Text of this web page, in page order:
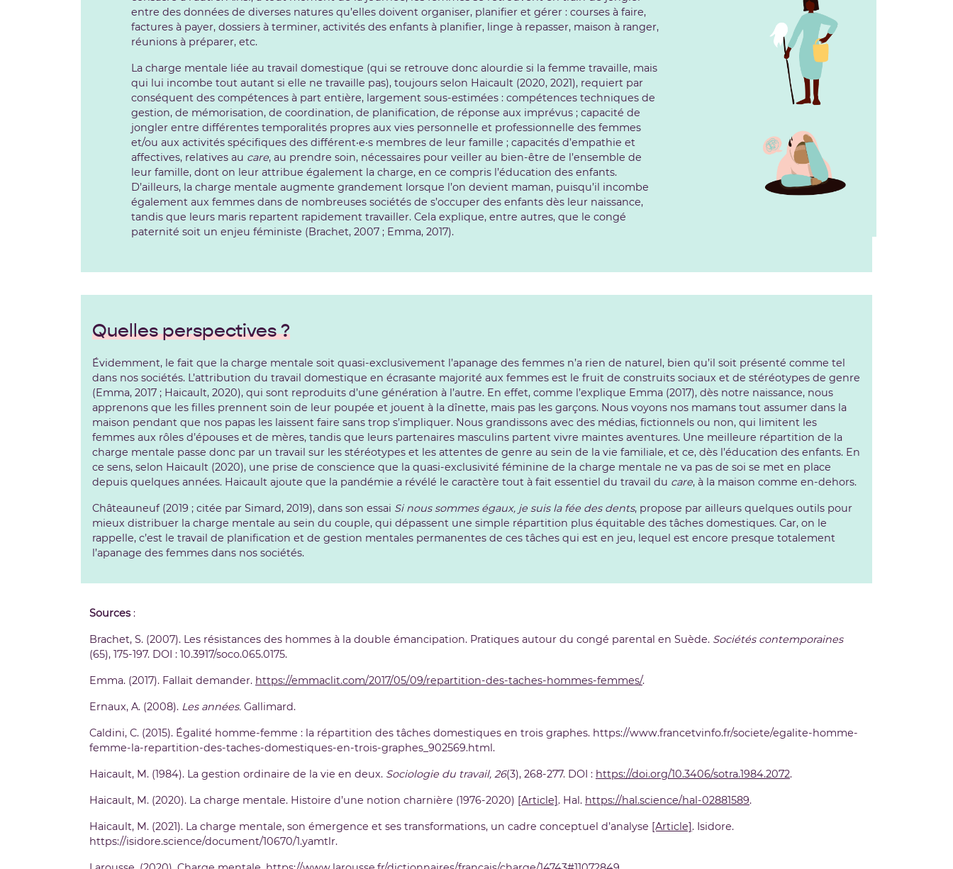
entre des données de diverses natures qu’elles doivent organiser, planifier et gérer : courses à faire,
factures à payer, dossiers à terminer, activités des enfants à planifier, linge à repasser, maison à ranger,
réunions à préparer, etc.
La charge mentale liée au travail domestique (qui se retrouve donc alourdie si la femme travaille, mais
qui lui incombe tout autant si elle ne travaille pas), toujours selon Haicault (2020, 2021), requiert par
conséquent des compétences à part entière, largement sous-estimées : compétences techniques de
gestion, de mémorisation, de coordination, de planification, de réponse aux imprévus ; capacité de
jongler entre différentes temporalités propres aux vies personnelle et professionnelle des femmes
et/ou aux activités spécifiques des différent‧e‧s membres de leur famille ; capacités d’empathie et
affectives, relatives au care, au prendre soin, nécessaires pour veiller au bien-être de l’ensemble de
leur famille, dont on leur attribue également la charge, en ce compris l’éducation des enfants.
D’ailleurs, la charge mentale augmente grandement lorsque l’on devient maman, puisqu’il incombe
également aux femmes dans de nombreuses sociétés de s’occuper des enfants dès leur naissance,
tandis que leurs maris repartent rapidement travailler. Cela explique, entre autres, que le congé
paternité soit un enjeu féministe (Brachet, 2007 ; Emma, 2017).
Quelles perspectives ?
Évidemment, le fait que la charge mentale soit quasi-exclusivement l’apanage des femmes n’a rien de naturel, bien qu’il soit présenté comme tel
dans nos sociétés. L’attribution du travail domestique en écrasante majorité aux femmes est le fruit de construits sociaux et de stéréotypes de genre
(Emma, 2017 ; Haicault, 2020), qui sont reproduits d’une génération à l’autre. En effet, comme l’explique Emma (2017), dès notre naissance, nous
apprenons que les filles prennent soin de leur poupée et jouent à la dînette, mais pas les garçons. Nous voyons nos mamans tout assumer dans la
maison pendant que nos papas les laissent faire sans trop s’impliquer. Nous grandissons avec des médias, fictionnels ou non, qui limitent les
femmes aux rôles d’épouses et de mères, tandis que leurs partenaires masculins partent vivre maintes aventures. Une meilleure répartition de la
charge mentale passe donc par un travail sur les stéréotypes et les attentes de genre au sein de la vie familiale, et ce, dès l’éducation des enfants. En
ce sens, selon Haicault (2020), une prise de conscience que la quasi-exclusivité féminine de la charge mentale ne va pas de soi se met en place
depuis quelques années. Haicault ajoute que la pandémie a révélé le caractère tout à fait essentiel du travail du care, à la maison comme en-dehors.
Châteauneuf (2019 ; citée par Simard, 2019), dans son essai Si nous sommes égaux, je suis la fée des dents, propose par ailleurs quelques outils pour
mieux distribuer la charge mentale au sein du couple, qui dépassent une simple répartition plus équitable des tâches domestiques. Car, on le
rappelle, c’est le travail de planification et de gestion mentales permanentes de ces tâches qui est en jeu, lequel est encore presque totalement
l’apanage des femmes dans nos sociétés.
Sources:
Brachet, S. (2007). Les résistances des hommes à la double émancipation. Pratiques autour du congé parental en Suède. Sociétés contemporaines
(65), 175-197. DOI : 10.3917/soco.065.0175.
Emma. (2017). Fallait demander. https://emmaclit.com/2017/05/09/repartition-des-taches-hommes-femmes/.
Ernaux, A. (2008). Les années. Gallimard.
Caldini, C. (2015). Égalité homme-femme : la répartition des tâches domestiques en trois graphes. https://www.francetvinfo.fr/societe/egalite-homme-
femme-la-repartition-des-taches-domestiques-en-trois-graphes_902569.html.
Haicault, M. (1984). La gestion ordinaire de la vie en deux. Sociologie du travail, 26(3), 268-277. DOI : https://doi.org/10.3406/sotra.1984.2072.
Haicault, M. (2020). La charge mentale. Histoire d’une notion charnière (1976-2020) [Article]. Hal. https://hal.science/hal-02881589.
Haicault, M. (2021). La charge mentale, son émergence et ses transformations, un cadre conceptuel d’analyse [Article]. Isidore.
https://isidore.science/document/10670/1.yamtlr.